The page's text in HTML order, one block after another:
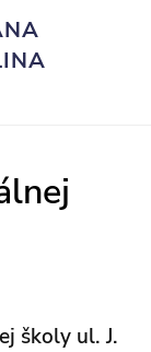
školy ul. J.